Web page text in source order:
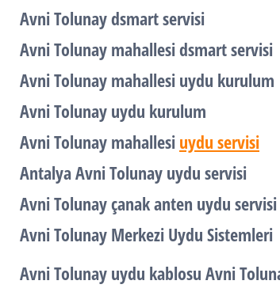
Avni Tolunay dsmart servisi
Avni Tolunay mahallesi dsmart servisi
Avni Tolunay mahallesi uydu kurulum
Avni Tolunay uydu kurulum
Avni Tolunay mahallesi uydu servisi
Antalya Avni Tolunay uydu servisi
Avni Tolunay çanak anten uydu servisi
Avni Tolunay Merkezi Uydu Sistemleri
Avni Tolunay uydu kablosu Avni